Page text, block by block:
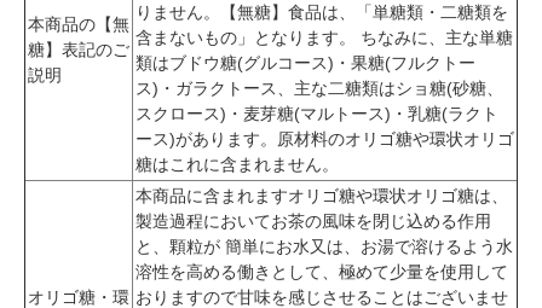
本商品の【無
糖】表記のご
説明
りません。【無糖】食品は、「単糖類・二糖類を
含まないもの」となります。 ちなみに、主な単糖
類はブドウ糖(グルコース)・果糖(フルクトー
ス)・ガラクトース、主な二糖類はショ糖(砂糖、
スクロース)・麦芽糖(マルトース)・乳糖(ラクト
ース)があります。原材料のオリゴ糖や環状オリゴ
糖はこれに含まれません。
オリゴ糖・環
本商品に含まれますオリゴ糖や環状オリゴ糖は、
製造過程においてお茶の風味を閉じ込める作用
と、顆粒が 簡単にお水又は、お湯で溶けるよう水
溶性を高める働きとして、極めて少量を使用して
おりますので甘味を感じさせることはございませ